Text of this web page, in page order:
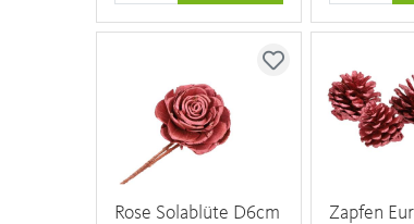
Rose Solablüte D6cm
Zapfen